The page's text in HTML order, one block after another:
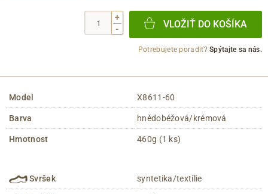
+
-
VLOŽIŤ DO KOŠÍKA
Potrebujete poradiť?Spýtajte sa nás.
Model X8611-60
Barva hnědobéžová/krémová
Hmotnost 460g (1 ks)
Svršek syntetika/textílie